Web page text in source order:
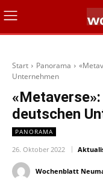
Start Panorama
Unternehmen
deutschen
PANORAMA
26. Oktober 2022
Wochenblatt